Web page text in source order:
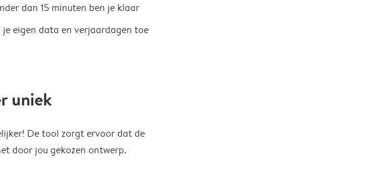
dan 15 minuten ben je klaar
je eigen data en verjaardagen toe
uniek
De tool zorgt ervoor dat de
door jou gekozen ontwerp.